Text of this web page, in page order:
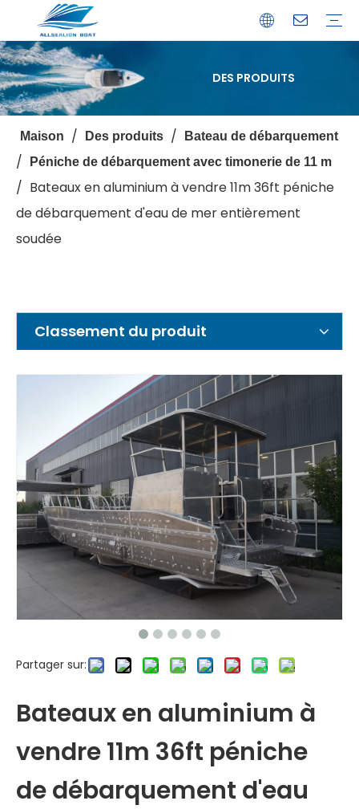
DES PRODUITS
Maison / Des produits / Bateau de débarquement
/ Péniche de débarquement avec timonerie de 11 m
/ Bateaux en aluminium à vendre 11m 36ft péniche
de débarquement d'eau de mer entièrement
soudée
Classement du produit
Partager sur:
Bateaux en aluminium à
vendre 11m 36ft péniche
de débarquement d'eau